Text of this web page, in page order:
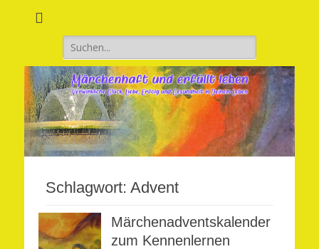
Suchen
nach:
Schlagwort: Advent
Märchenadventskalender
zum Kennenlernen